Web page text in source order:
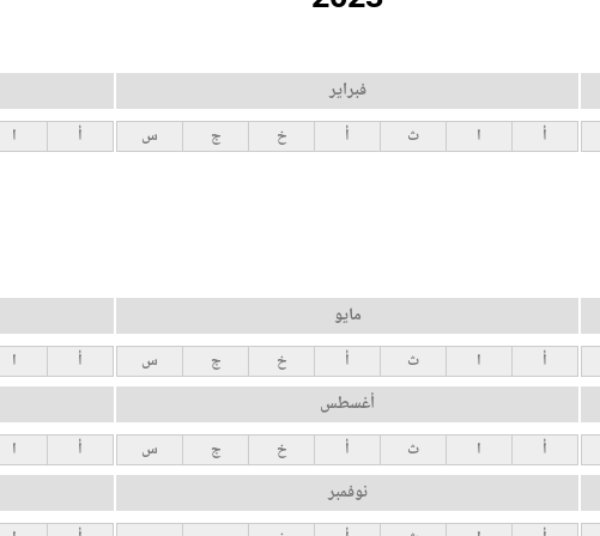
فبراير
أ ا ث أ خ ج س أ ا
مايو
أ ا ث أ خ ج س أ ا
أغسطس
أ ا ث أ خ ج س أ ا
نوفمبر